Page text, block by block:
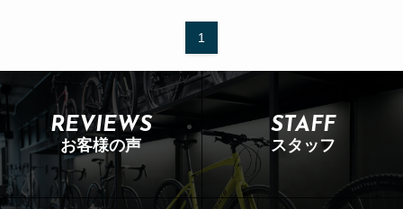
1
REVIEWS
お客様の声
STAFF
スタッフ